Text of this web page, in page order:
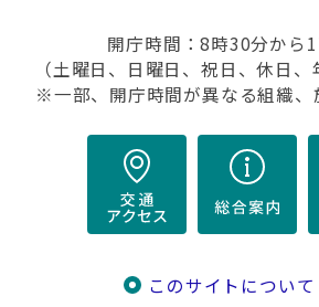
開庁時間：8時30分から
（土曜日、日曜日、祝日、休日、
※一部、開庁時間が異なる組織、
このサイトについて